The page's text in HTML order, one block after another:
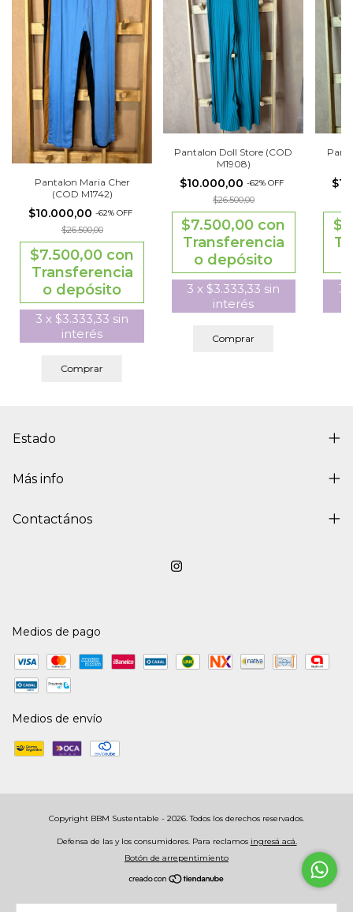
Pantalon Maria Cher
(COD M1742)
$10.000,00 -62% OFF
$26.500,00
$7.500,00 con
Transferencia
o depósito
3 x $3.333,33 sin
interés
Comprar
Pantalon Doll Store (COD
M1908)
$10.000,00-62%OFF
$26.500,00
$7.500,00 con
Transferencia
o depósito
3 x $3.333,33 sin
interés
Comprar
3
Estado
Más info
Contactános
Medios de pago
Medios de envío
Copyright BBM Sustentable - 2026. Todos los derechos reservados.
Defensa de las y los consumidores. Para reclamos ingresá acá.
Botón de arrepentimiento